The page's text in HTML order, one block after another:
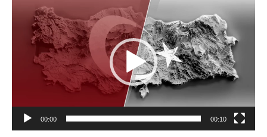
oynatıcı
00:00 00:10